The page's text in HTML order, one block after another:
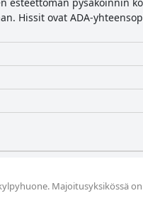
Hissit ovat ADA-
Majoitusyksikössä on